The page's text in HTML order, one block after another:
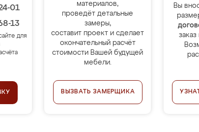
01
13
для
материалов,
проведёт детальные
замеры,
составит проект и сделает
окончательный расчёт
стоимости Вашей будущей
мебели.
ВЫЗВАТЬ ЗАМЕРЩИКА
Вы